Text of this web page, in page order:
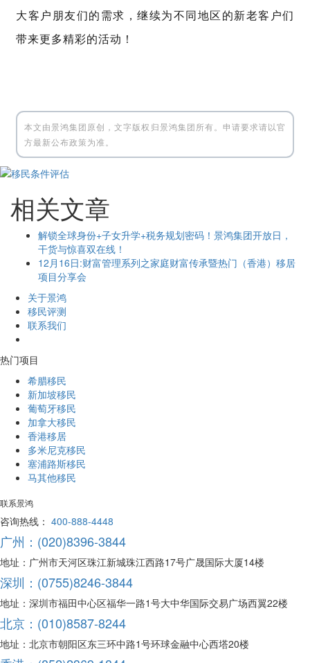
大客户朋友们的需求，继续为不同地区的新老客户们
带来更多精彩的活动！
本文由景鸿集团原创，文字版权归景鸿集团所有。申请要求请以官
方最新公布政策为准。
相关文章
解锁全球身份+子女升学+税务规划密码！景鸿集团开放日，
干货与惊喜双在线！
12月16日:财富管理系列之家庭财富传承暨热门（香港）移居
项目分享会
关于景鸿
移民评测
联系我们
热门项目
希腊移民
新加坡移民
葡萄牙移民
加拿大移民
香港移居
多米尼克移民
塞浦路斯移民
马其他移民
联系景鸿
咨询热线： 400-888-4448
广州：(020)8396-3844
地址：广州市天河区珠江新城珠江西路17号广晟国际大厦14楼
深圳：(0755)8246-3844
地址：深圳市福田中心区福华一路1号大中华国际交易广场西翼22楼
北京：(010)8587-8244
地址：北京市朝阳区东三环中路1号环球金融中心西塔20楼